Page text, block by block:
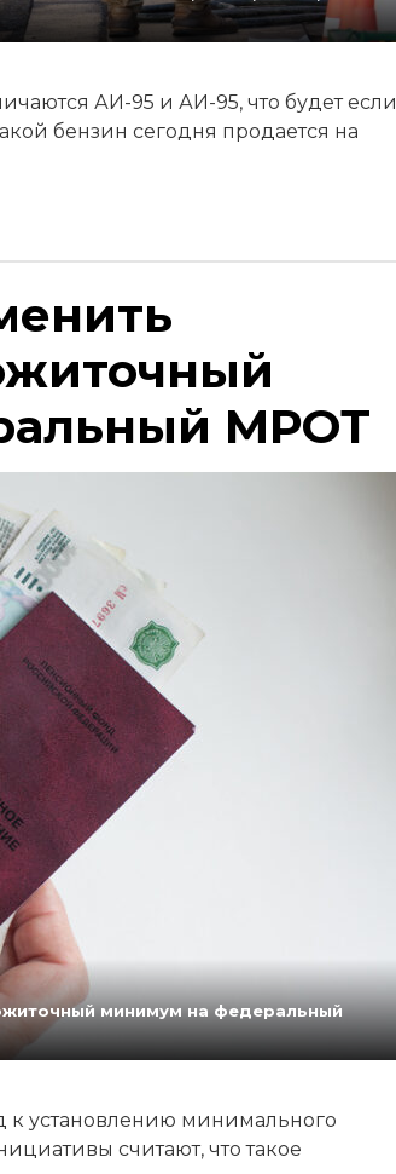
АИ-95 и АИ-95, что будет если
бензин сегодня продается на
МРОТ
минимум на федеральный
установлению минимального
считают, что такое